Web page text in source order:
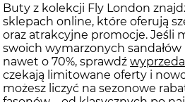
Buty z kolekcji Fly London
sklepach online, które oferują
oraz atrakcyjne promocje. Jeśli
swoich wymarzonych
nawet o 70%, sprawdź
czekają limitowane oferty i
możesz liczyć na sezonowe